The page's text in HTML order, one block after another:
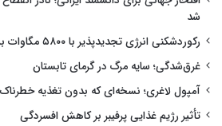
شد
رکوردشکنی انرژی تجدیدپذیر با ۵۸۰۰ مگاوات برق
غرق‌شدگی؛ سایه مرگ در گرمای تابستان
آمپول لاغری؛ نسخه‌ای که بدون تغذیه
تأثیر رژیم غذایی پرفیبر بر کاهش افسردگی